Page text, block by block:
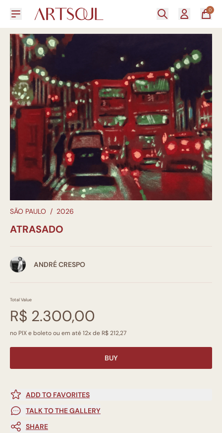
0
SÃO PAULO / 2026
ATRASADO
ANDRÉ CRESPO
Total Value
R$ 2.300,00
no PIX e boleto ou em até 12x de R$ 212,27
BUY
ADD TO FAVORITES
TALK TO THE GALLERY
SHARE